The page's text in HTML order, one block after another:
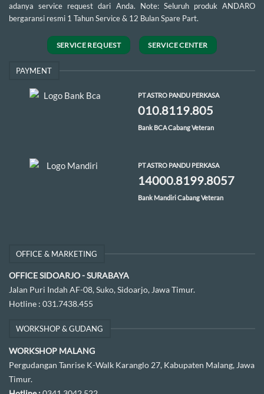
adanya service request dari Anda. Note: Seluruh produk ANDARO
bergaransi resmi 1 Tahun Service & 12 Bulan Spare Part.
SERVICE REQUEST SERVICE CENTER
PAYMENT
PT ASTRO PANDU PERKASA
010.8119.805
Bank BCA Cabang Veteran
PT ASTRO PANDU PERKASA
14000.8199.8057
Bank Mandiri Cabang Veteran
OFFICE & MARKETING
OFFICE SIDOARJO - SURABAYA
Jalan Puri Indah AF-08, Suko, Sidoarjo, Jawa Timur.
Hotline : 031.7438.455
WORKSHOP & GUDANG
WORKSHOP MALANG
Pergudangan Tanrise K-Walk Karanglo 27, Kabupaten Malang, Jawa
Timur.